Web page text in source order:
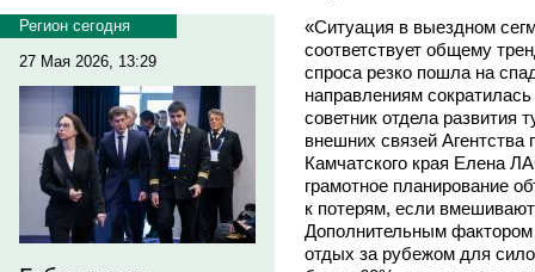
Регион сегодня
27 Мая 2026, 13:29
«Ситуация в выездном
соответствует общему
спроса резко пошла на
направлениям
советник отдела развития
внешних связей
Камчатского края Елена
грамотное планирование
к потерям, если
Дополнительным фактором
отдых за рубежом для